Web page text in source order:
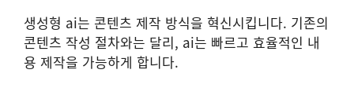
생성형 ai는 콘텐츠 제작 방식을 혁신시킵니다. 기존의
콘텐츠 작성 절차와는 달리, ai는 빠르고 효율적인 내
용 제작을 가능하게 합니다.